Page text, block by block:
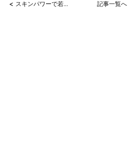
< スキンパワーで若返り 記事一覧へ